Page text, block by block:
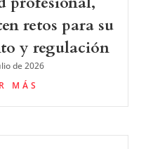
retos para su
y regulación
de 2026
MÁS